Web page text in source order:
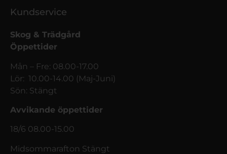
Kundservice
Skog & Trädgård
Öppettider
Mån – Fre: 08.00-17.00
Lör: 10.00-14.00 (Maj-Juni)
Sön: Stängt
Avvikande öppettider
18/6 08.00-15.00
Midsommarafton Stängt